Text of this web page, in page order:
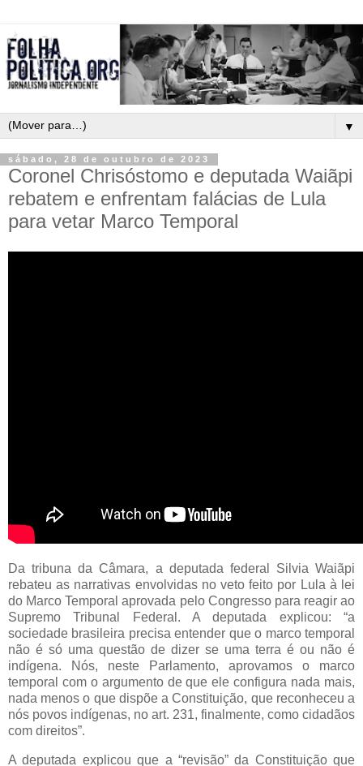
▼
sábado, 28 de outubro de 2023
Coronel Chrisóstomo e deputada Waiãpi
rebatem e enfrentam falácias de Lula
para vetar Marco Temporal
Da tribuna da Câmara, a deputada federal Silvia Waiãpi
rebateu as narrativas envolvidas no veto feito por Lula à lei
do Marco Temporal aprovada pelo Congresso para reagir ao
Supremo Tribunal Federal. A deputada explicou: “a
sociedade brasileira precisa entender que o marco temporal
não é só uma questão de dizer se uma terra é ou não é
indígena. Nós, neste Parlamento, aprovamos o marco
temporal com o argumento de que ele configura nada mais,
nada menos o que dispõe a Constituição, que reconheceu a
nós povos indígenas, no art. 231, finalmente, como cidadãos
com direitos”.
A deputada explicou que a “revisão” da Constituição que